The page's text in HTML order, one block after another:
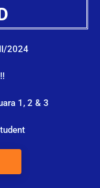
2024
1, 2 & 3